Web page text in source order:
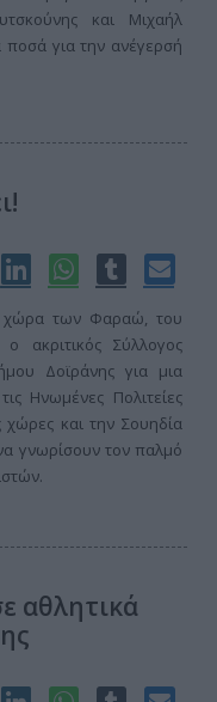
και Μιχαήλ
ποσά για την ανέγερσή
χώρα των Φαραώ, του
ακριτικός Σύλλογος
Δοϊράνης για μια
Ηνωμένες Πολιτείες
χώρες και την Σουηδία
γνωρίσουν τον παλμό
αθλητικά